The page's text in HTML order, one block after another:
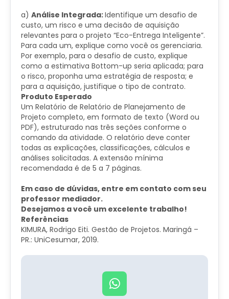
a) Análise Integrada:Identifique um desafio de
custo, um risco e uma decisão de aquisição
relevantes para o projeto “Eco-Entrega Inteligente”.
Para cada um, explique como você os gerenciaria.
Por exemplo, para o desafio de custo, explique
como a estimativa Bottom-up seria aplicada; para
o risco, proponha uma estratégia de resposta; e
para a aquisição, justifique o tipo de contrato.
Produto Esperado
Um Relatório de Relatório de Planejamento de
Projeto completo, em formato de texto (Word ou
PDF), estruturado nas três seções conforme o
comando da atividade. O relatório deve conter
todas as explicações, classificações, cálculos e
análises solicitadas. A extensão mínima
recomendada é de 5 a 7 páginas.
Em caso de dúvidas, entre em contato com seu
professor mediador.
Desejamos a você um excelente trabalho!
Referências
KIMURA, Rodrigo Eiti. Gestão de Projetos. Maringá –
PR.: UniCesumar, 2019.